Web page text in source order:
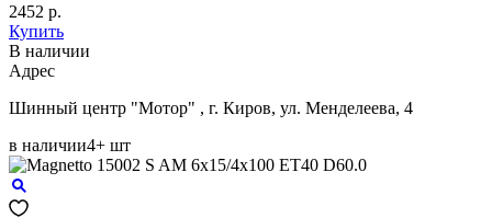
2452 р.
Купить
В наличии
Aдрес
Шинный центр "Мотор" , г. Киров, ул. Менделеева, 4
в наличии4+ шт